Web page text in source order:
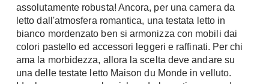
Complementi
Tavoli
Sedie
Tavolini
Pulizia
Detergenti
Stiro
Aspirapolvere
Lavapavimenti
assolutamente robusta! Ancora, per una camera da
letto dall'atmosfera romantica, una testata letto in
bianco mordenzato ben si armonizza con mobili dai
colori pastello ed accessori leggeri e raffinati. Per chi
ama la morbidezza, allora la scelta deve andare su
una delle testate letto Maison du Monde in velluto.